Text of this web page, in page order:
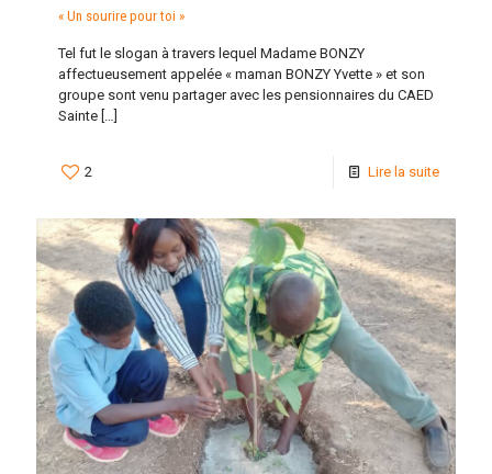
« Un sourire pour toi »
Tel fut le slogan à travers lequel Madame BONZY
affectueusement appelée « maman BONZY Yvette » et son
groupe sont venu partager avec les pensionnaires du CAED
Sainte […]
2 Lire la suite